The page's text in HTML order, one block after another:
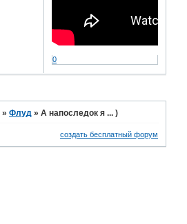
0
»Флуд »А напоследок я ... )
создать бесплатный форум